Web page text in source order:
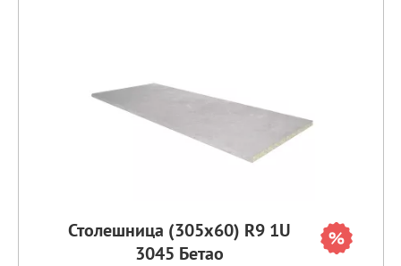
Столешница (305х60) R9 1U
3045 Бетао